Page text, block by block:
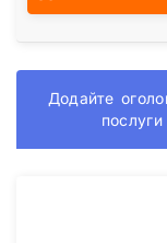
Додайте